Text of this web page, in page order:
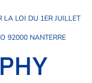
LA LOI DU 1ER JUILLET
92000 NANTERRE